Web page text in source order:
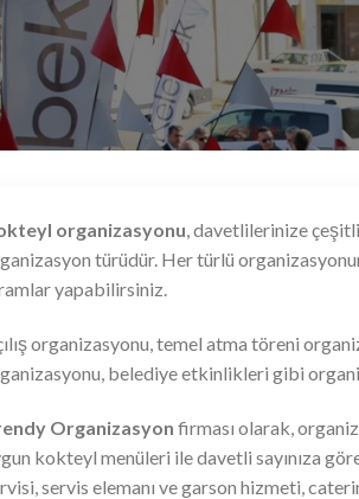
organizasyonu, davetlilerinize
türüdür. Her türlü
yapabilirsiniz.
organizasyonu, temel atma töreni
belediye etkinlikleri gibi
Organizasyon firması olarak,
kokteyl menüleri ile davetli sayınıza
servis elemanı ve garson hizmeti,